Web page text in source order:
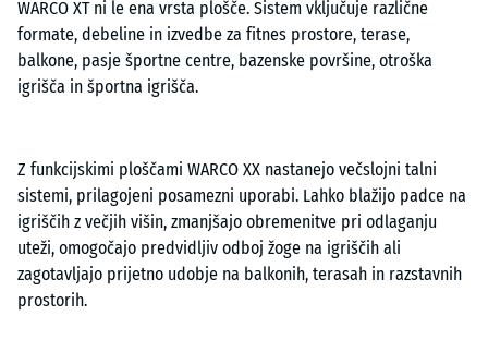
WARCO XT ni le ena vrsta plošče. Sistem vključuje različne
formate, debeline in izvedbe za fitnes prostore, terase,
balkone, pasje športne centre, bazenske površine, otroška
igrišča in športna igrišča.
Z funkcijskimi ploščami WARCO XX nastanejo večslojni talni
sistemi, prilagojeni posamezni uporabi. Lahko blažijo padce na
igriščih z večjih višin, zmanjšajo obremenitve pri odlaganju
uteži, omogočajo predvidljiv odboj žoge na igriščih ali
zagotavljajo prijetno udobje na balkonih, terasah in razstavnih
prostorih.